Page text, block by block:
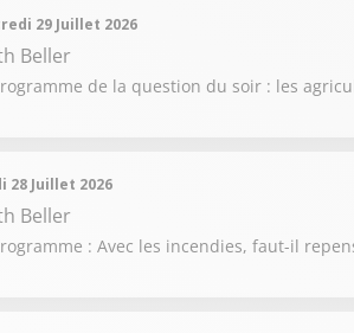
29 Juillet 2026
Beller
de la question du soir : les
28 Juillet 2026
Beller
: Avec les incendies, faut-il